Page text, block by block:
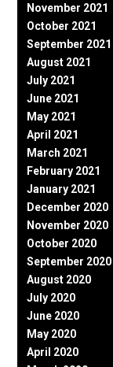
November 2021
October 2021
September 2021
August 2021
July 2021
June 2021
May 2021
April 2021
March 2021
February 2021
January 2021
December 2020
November 2020
October 2020
September 2020
August 2020
July 2020
June 2020
May 2020
April 2020